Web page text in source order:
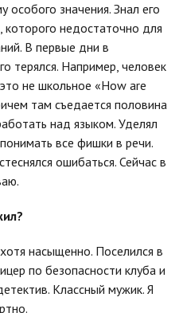
особого значения. Знал его
недостаточно для
В первые дни в
терялся. Например, человек
не школьное «How are
там съедается половина
над языком. Уделял
все фишки в речи.
ошибаться. Сейчас в
насыщенно. Поселился в
по безопасности клуба и
Классный мужик. Я